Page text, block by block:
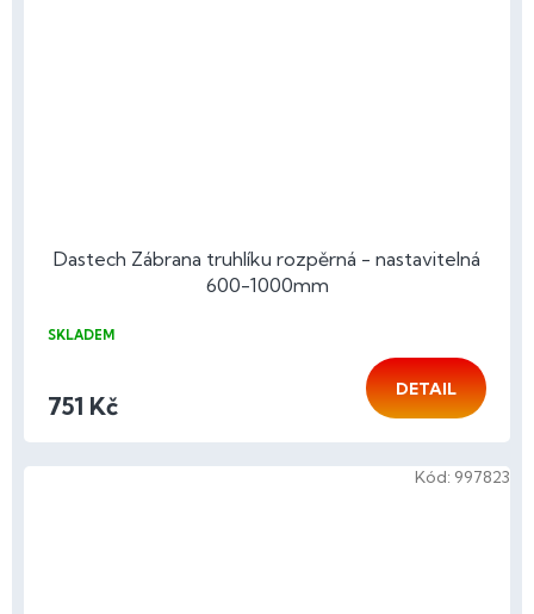
Dastech Zábrana truhlíku rozpěrná - nastavitelná
600-1000mm
SKLADEM
751 Kč
DETAIL
Kód: 997823